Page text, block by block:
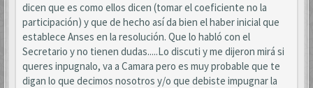
dicen que es como ellos dicen (tomar el coeficiente no la
participación) y que de hecho así da bien el haber inicial que
establece Anses en la resolución. Que lo habló con el
Secretario y no tienen dudas.....Lo discuti y me dijeron mirá si
queres inpugnalo, va a Camara pero es muy probable que te
digan lo que decimos nosotros y/o que debiste impugnar la